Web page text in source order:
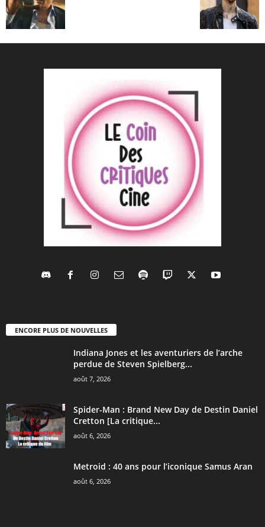
ENCORE PLUS DE NOUVELLES
Indiana Jones et les aventuriers de l’arche
perdue de Steven Spielberg...
août 7, 2026
Spider-Man : Brand New Day de Destin Daniel
Cretton [La critique...
août 6, 2026
Metroid : 40 ans pour l’iconique Samus Aran
août 6, 2026